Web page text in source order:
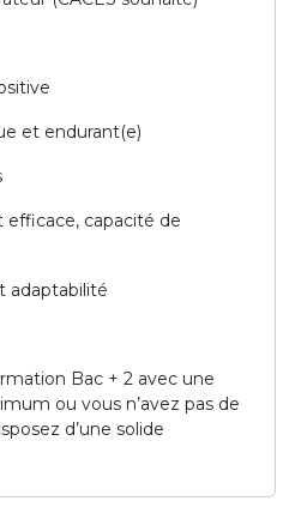
et endurant(e)
capacité de
adaptabilité
Bac + 2 avec une
ou vous n’avez pas de
d’une solide